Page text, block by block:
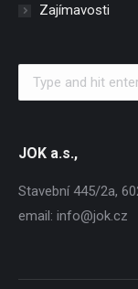
Zajímavosti
Search:
JOK a.s.,
Stavební 445/2a,
email: info@jok.cz